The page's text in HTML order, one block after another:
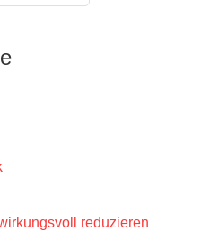
reduzieren